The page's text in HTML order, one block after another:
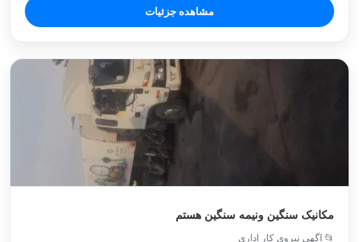
مشاهده جزئیات
مکانیک سنگین ونیمه سنگین هستم
📂 اگهی نیروی کار اداری